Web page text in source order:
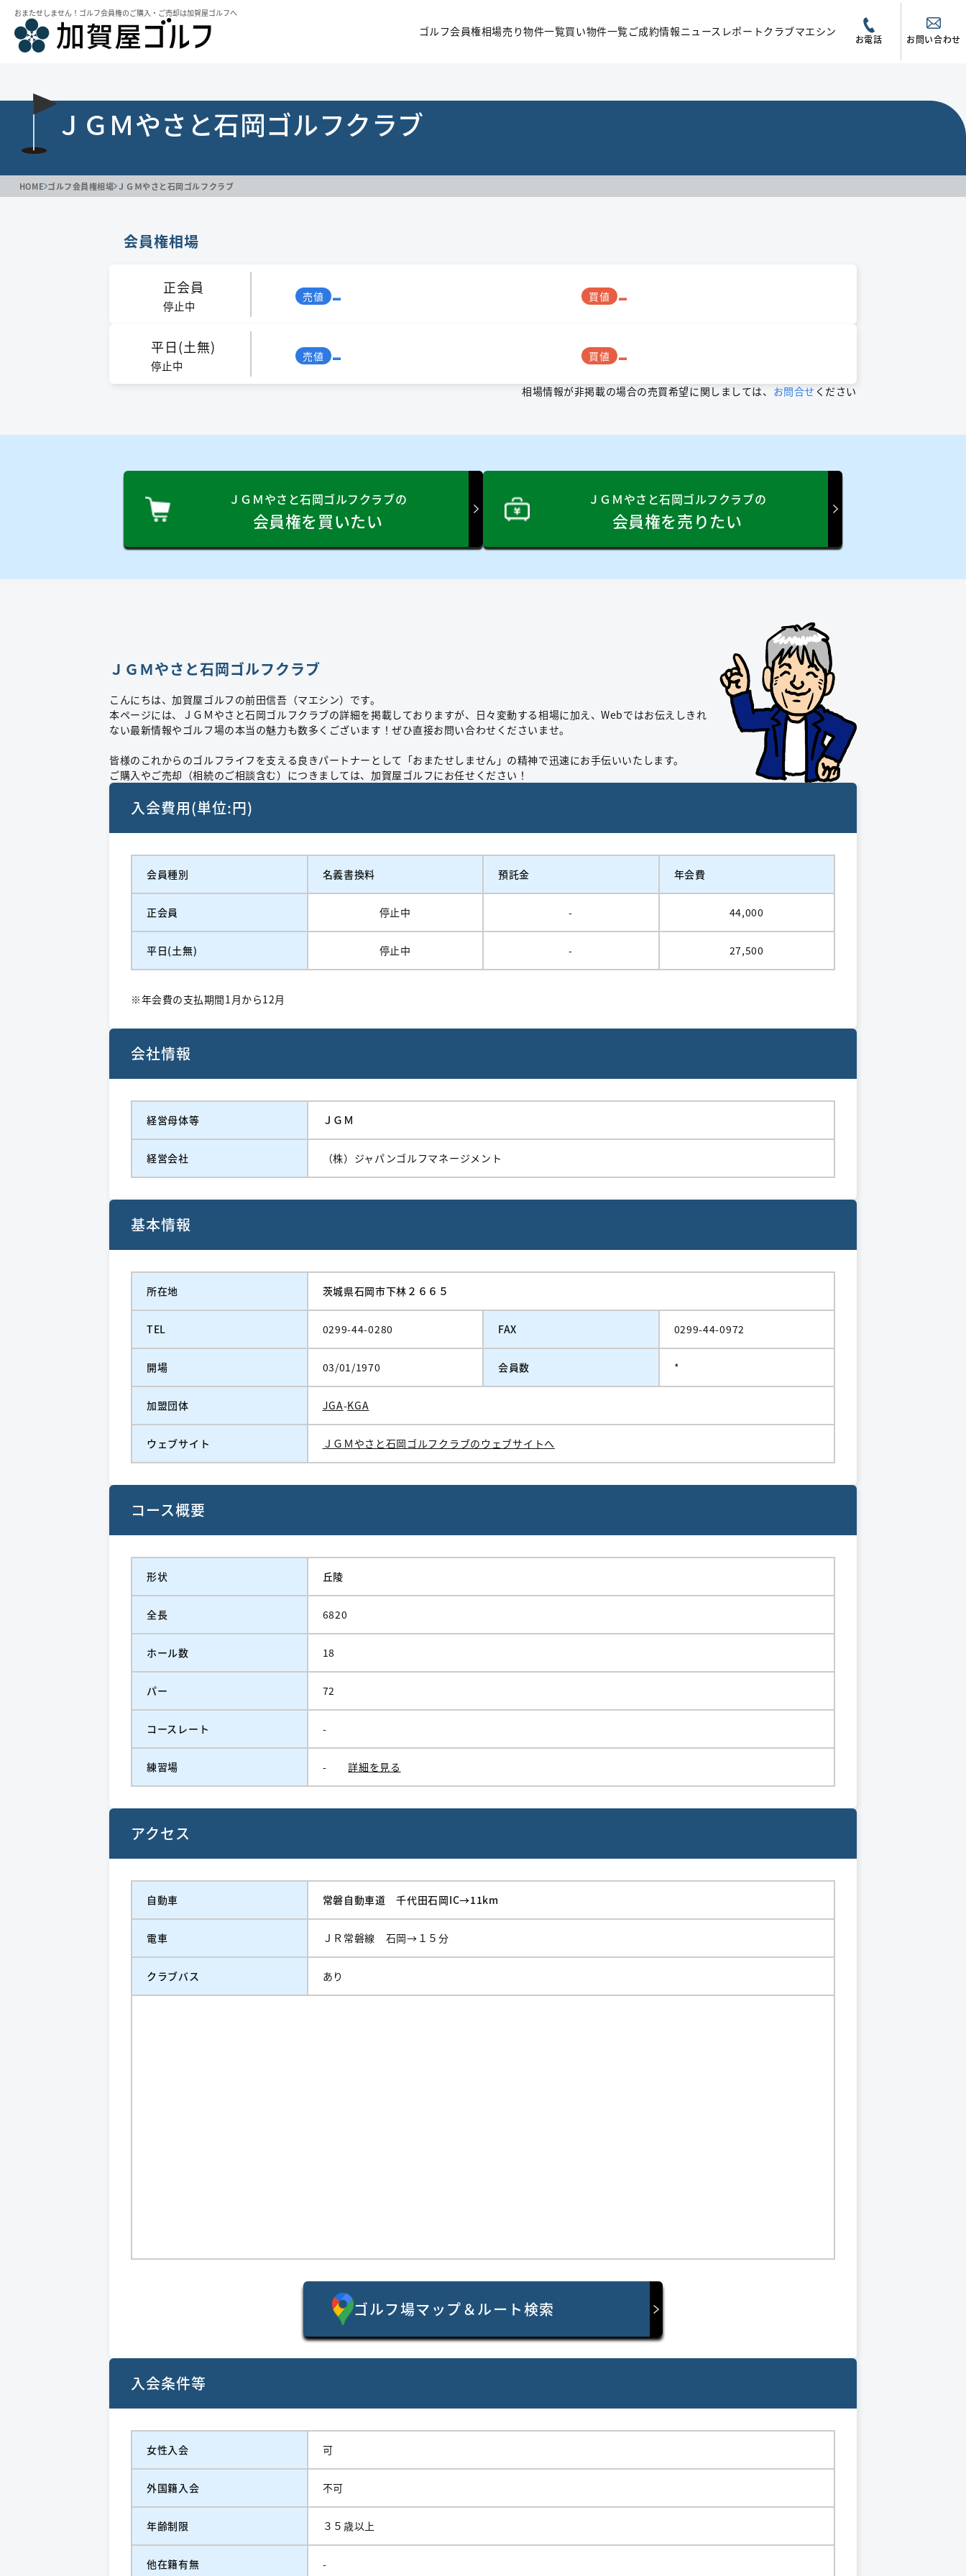
おまたせしません！ゴルフ会員権のご購⼊・ご売却は加賀屋ゴルフへ
ゴルフ会員権相場売り物件一覧買い物件一覧ご成約情報ニュース レポートクラブマエシン
お電話 お問い合わせ
ＪＧＭやさと石岡ゴルフクラブ
HOME ゴルフ会員権相場 ＪＧＭやさと石岡ゴルフクラブ
会員権相場
正会員
停止中
売値 - 買値 -
平日(土無)
停止中
売値 - 買値 -
相場情報が非掲載の場合の売買希望に関しましては、 お問合せ ください
ＪＧＭやさと石岡ゴルフクラブの
会員権を買いたい
ＪＧＭやさと石岡ゴルフクラブの
会員権を売りたい
ＪＧＭやさと石岡ゴルフクラブ
こんにちは、加賀屋ゴルフの前田信吾（マエシン）です。
本ページには、ＪＧＭやさと石岡ゴルフクラブの詳細を掲載しておりますが、日々変動する相場に加え、Webではお伝えしきれ
ない最新情報やゴルフ場の本当の魅力も数多くございます！ぜひ直接お問い合わせくださいませ。
皆様のこれからのゴルフライフを支える良きパートナーとして「おまたせしません」の精神で迅速にお手伝いいたします。
ご購入やご売却（相続のご相談含む）につきましては、加賀屋ゴルフにお任せください！
入会費用(単位:円)
会員種別 名義書換料 預託金 年会費
正会員 停止中 - 44,000
平日(土無) 停止中 - 27,500
※年会費の支払期間1月から12月
会社情報
経営⺟体等 ＪＧＭ
経営会社 （株）ジャパンゴルフマネージメント
基本情報
所在地 茨城県石岡市下林２６６５
TEL 0299-44-0280 FAX 0299-44-0972
開場 03/01/1970 会員数 *
加盟団体 JGA-KGA
ウェブサイト ＪＧＭやさと石岡ゴルフクラブのウェブサイトへ
コース概要
形状 丘陵
全長 6820
ホール数 18
パー 72
コースレート -
練習場 - 詳細を見る
アクセス
自動車 常磐自動車道 千代田石岡IC→11km
電車 ＪＲ常磐線 石岡→１５分
クラブバス あり
ゴルフ場マップ＆ルート検索
入会条件等
女性入会 可
外国籍入会 不可
年齢制限 ３５歳以上
他在籍有無 -